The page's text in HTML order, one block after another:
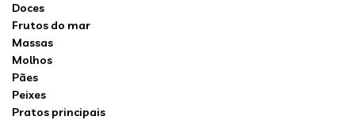
Doces
Frutos do mar
Massas
Molhos
Pães
Peixes
Pratos principais